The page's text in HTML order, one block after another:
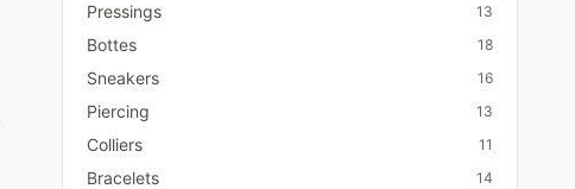
Pressings 13
Bottes 18
Sneakers 16
Piercing 13
Colliers 11
Bracelets 14